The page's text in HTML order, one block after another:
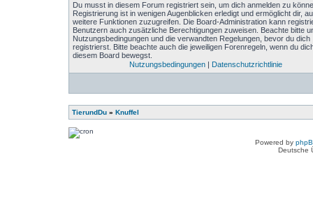
Du musst in diesem Forum registriert sein, um dich anmelden zu
Registrierung ist in wenigen Augenblicken erledigt und ermöglicht dir,
weitere Funktionen zuzugreifen. Die Board-Administration kann
Benutzern auch zusätzliche Berechtigungen zuweisen. Beachte bitte
Nutzungsbedingungen und die verwandten Regelungen, bevor du dich
registrierst. Bitte beachte auch die jeweiligen Forenregeln, wenn du
diesem Board bewegst.
Nutzungsbedingungen| Datenschutzrichtlinie
TierundDu » Knuffel
Powered by
Deutsche